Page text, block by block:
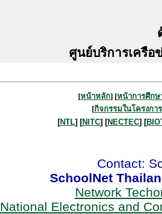
ศูนย์บริการเครือ
[หน้าหลัก] [หน้าการศึกษ
[กิจกรรมในโครงการ
[NTL] [NITC] [NECTEC] [
Contact:
SchoolNet
Network
National Electronics and